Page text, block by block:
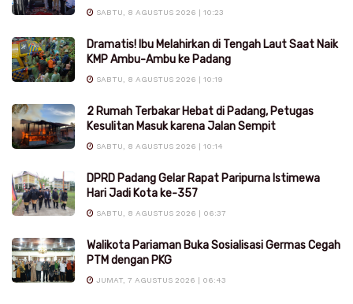
SABTU, 8 AGUSTUS 2026 | 10:23
Dramatis! Ibu Melahirkan di Tengah Laut Saat Naik
KMP Ambu-Ambu ke Padang
SABTU, 8 AGUSTUS 2026 | 10:19
2 Rumah Terbakar Hebat di Padang, Petugas
Kesulitan Masuk karena Jalan Sempit
SABTU, 8 AGUSTUS 2026 | 10:14
DPRD Padang Gelar Rapat Paripurna Istimewa
Hari Jadi Kota ke-357
SABTU, 8 AGUSTUS 2026 | 06:37
Walikota Pariaman Buka Sosialisasi Germas Cegah
PTM dengan PKG
JUMAT, 7 AGUSTUS 2026 | 06:43